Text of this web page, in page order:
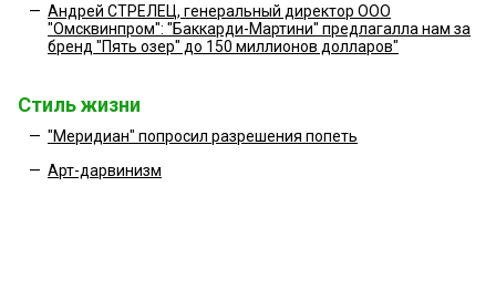
— Андрей СТРЕЛЕЦ, генеральный директор ООО
"Омсквинпром": "Баккарди-Мартини" предлагалла нам за
бренд "Пять озер" до 150 миллионов долларов"
Стиль жизни
— "Меридиан" попросил разрешения попеть
— Арт-дарвинизм